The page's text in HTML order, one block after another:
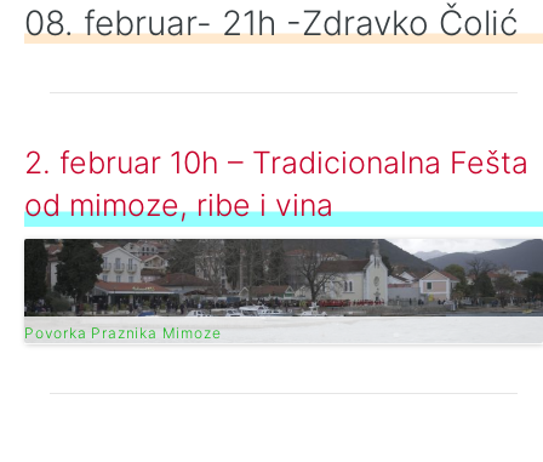
08. februar- 21h -Zdravko Čolić
2. februar 10h – Tradicionalna Fešta
od mimoze, ribe i vina
Povorka Praznika Mimoze